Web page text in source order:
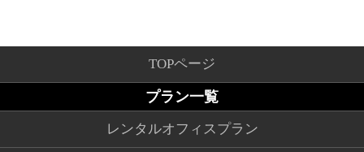
TOPページ
プラン一覧
レンタルオフィスプラン